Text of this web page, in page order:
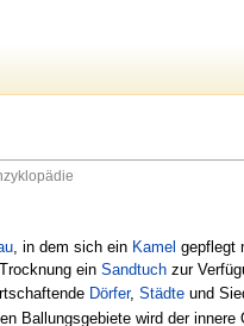
, in dem sich ein Kamel gepflegt
einSandtuch zur
Dörfer,Städte und
Ballungsgebiete wird der